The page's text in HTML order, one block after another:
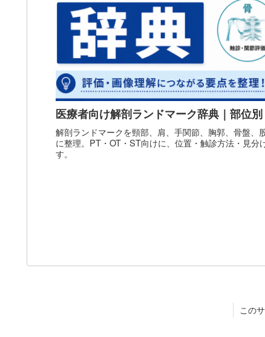
医療者向け解剖ランドマーク辞典｜部位
解剖ランドマークを頸部、肩、手関節、胸郭、骨盤、
に整理。PT・OT・ST向けに、位置・触診方法・見分
す。
この